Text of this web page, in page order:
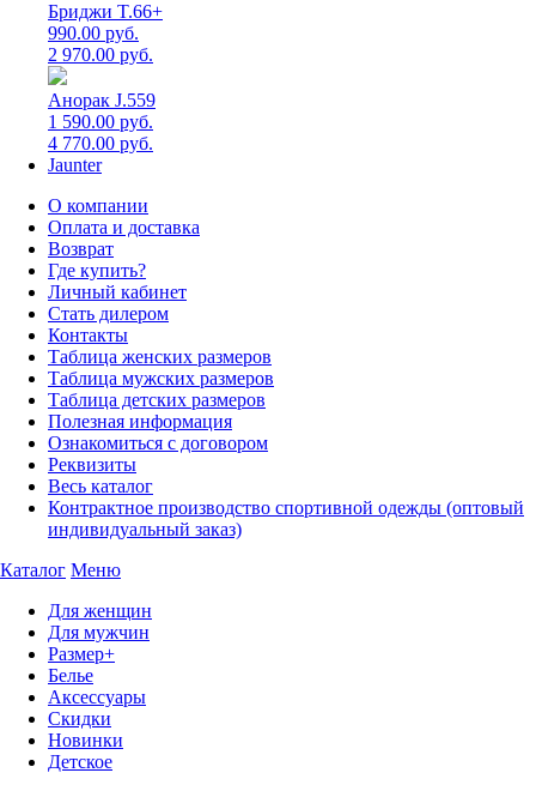
Бриджи T.66+
990.00 руб.
2 970.00 руб.
Анорак J.559
1 590.00 руб.
4 770.00 руб.
Jaunter
О компании
Оплата и доставка
Возврат
Где купить?
Личный кабинет
Стать дилером
Контакты
Таблица женских размеров
Таблица мужских размеров
Таблица детских размеров
Полезная информация
Ознакомиться с договором
Реквизиты
Весь каталог
Контрактное производство спортивной одежды (оптовый
индивидуальный заказ)
Каталог Меню
Для женщин
Для мужчин
Размер+
Белье
Аксессуары
Скидки
Новинки
Детское